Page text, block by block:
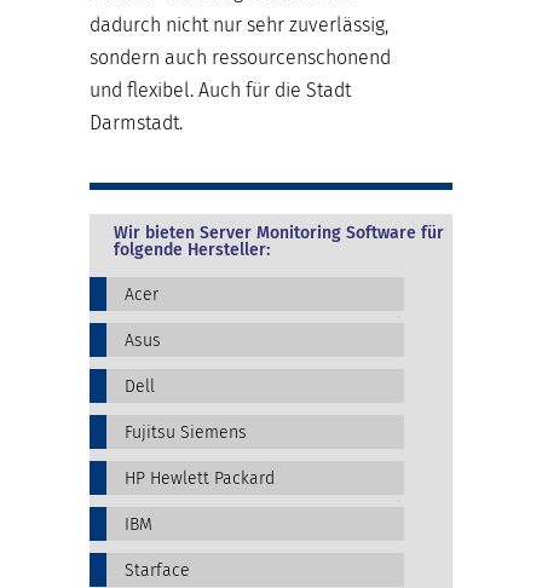
dadurch nicht nur sehr zuverlässig,
sondern auch ressourcenschonend
und flexibel. Auch für die Stadt
Darmstadt.
Wir bieten Server Monitoring Software für
folgende Hersteller:
Acer
Asus
Dell
Fujitsu Siemens
HP Hewlett Packard
IBM
Starface